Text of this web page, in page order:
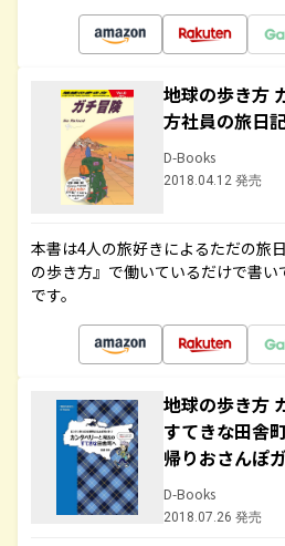
地球の歩き方
方社員の旅日
D-Books
2018.04.12 発売
本書は4人の旅好きによるただの旅
の歩き方』で働いているだけで書
です。
地球の歩き方
すてきな田舎
帰りおさんぽ
D-Books
2018.07.26 発売